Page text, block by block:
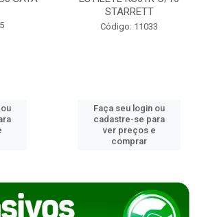
STARRETT
Código: 11033
Faça seu login ou
cadastre-se para
ver preços e
comprar